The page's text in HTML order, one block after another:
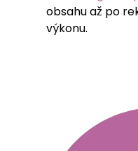
obsahu až po
výkonu.